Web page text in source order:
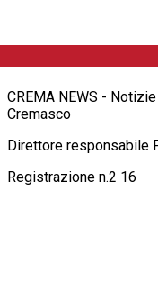
CREMA NEWS -
Cremasco
Direttore responsabile
Registrazione n.2 16